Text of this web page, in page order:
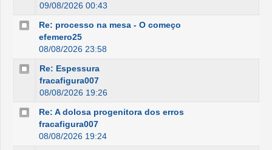
09/08/2026 00:43
Re: processo na mesa - O começo
efemero25
08/08/2026 23:58
Re: Espessura
fracafigura007
08/08/2026 19:26
Re: A dolosa progenitora dos erros
fracafigura007
08/08/2026 19:24